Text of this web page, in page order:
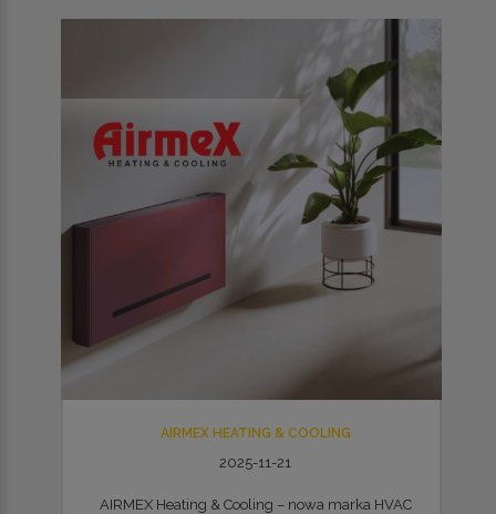
AIRMEX HEATING & COOLING
2025-11-21
AIRMEX Heating & Cooling – nowa marka HVAC